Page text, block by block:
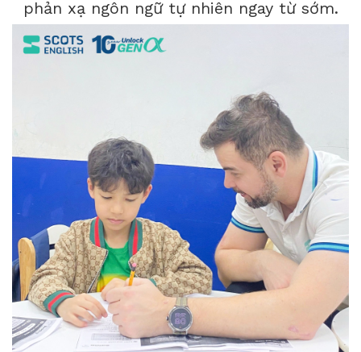
phản xạ ngôn ngữ tự nhiên ngay từ sớm.